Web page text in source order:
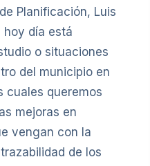
Planificación, Luis
hoy día está
o situaciones
del municipio en
cuales queremos
mejoras en
vengan con la
de los